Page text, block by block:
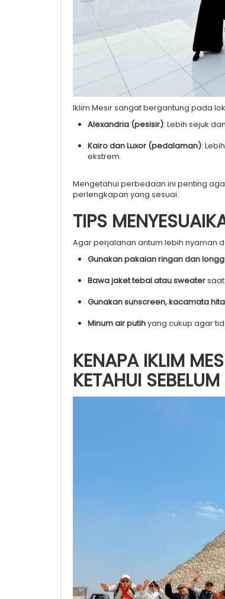
Iklim Mesir sangat bergantung pada
Alexandria (pesisir): Lebih sejuk
Kairo dan Luxor (pedalaman):
ekstrem.
Mengetahui perbedaan ini penting
perlengkapan yang sesuai.
TIPS
Agar perjalanan antum lebih nyaman
Gunakan pakaian ringan dan
Bawa jaket tebal atau sweater
Gunakan sunscreen, kacamata
Minum air putihyang cukup agar
KENAPA IKLIM
KETAHUI